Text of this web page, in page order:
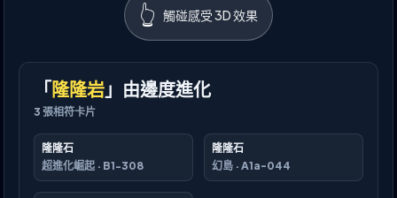
👆 觸碰感受 3D 效果
「隆隆岩 」由邊度進化
3 張相符卡片
隆隆石
超進化崛起 · B1-308
隆隆石
幻島 · A1a-044